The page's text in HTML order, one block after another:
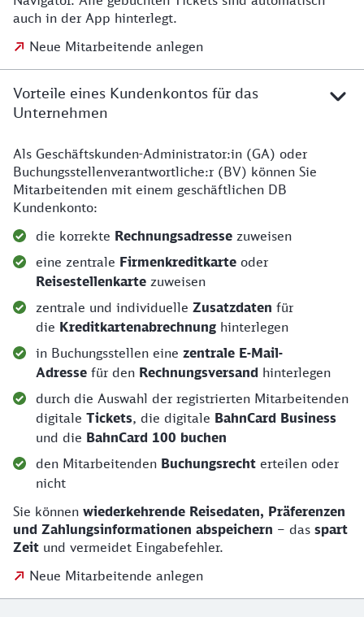
auch in der App hinterlegt.
Neue Mitarbeitende anlegen
Vorteile eines Kundenkontos für das
Unternehmen
Die Vorteile eines Kundenkontos für das
Als Geschäftskunden-Administrator:in (GA) oder
Buchungsstellenverantwortliche:r (BV) können Sie
Mitarbeitenden mit einem geschäftlichen DB
Kundenkonto:
die korrekte Rechnungsadresse zuweisen
eine zentrale Firmenkreditkarte oder
Reisestellenkarte zuweisen
zentrale und individuelle Zusatzdaten für
die Kreditkartenabrechnung hinterlegen
in Buchungsstellen eine zentrale E-Mail-
Adresse für den Rechnungsversand hinterlegen
durch die Auswahl der registrierten Mitarbeitenden
digitale Tickets, die digitale BahnCard Business
und die BahnCard 100 buchen
den Mitarbeitenden Buchungsrecht erteilen oder
nicht
Sie können wiederkehrende Reisedaten, Präferenzen
und Zahlungsinformationen abspeichern – das spart
Zeit und vermeidet Eingabefehler.
Neue Mitarbeitende anlegen